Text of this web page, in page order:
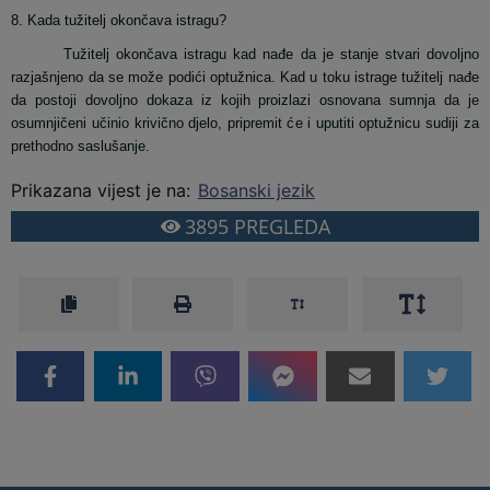
8. Kada tužitelj okončava istragu?
Tužitelj okončava istragu kad nađe da je stanje stvari dovoljno
razjašnjeno da se može podići optužnica. Kad u toku istrage tužitelj nađe
da postoji dovoljno dokaza iz kojih proizlazi osnovana sumnja da je
osumnjičeni učinio krivično djelo, pripremit će i uputiti optužnicu sudiji za
prethodno saslušanje.
Prikazana vijest je na: Bosanski jezik
3895 PREGLEDA